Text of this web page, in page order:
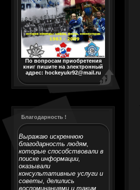
По вопросам приобретения
книг пишите на электронный
адрес: hockeyukr92@mail.ru
Благодарность !
Выражаю искреннюю
благодарность людям,
которые способствовали в
поиске информации,
оказывали
консультативные услуги и
советы, делились
воспоминаниями и таким